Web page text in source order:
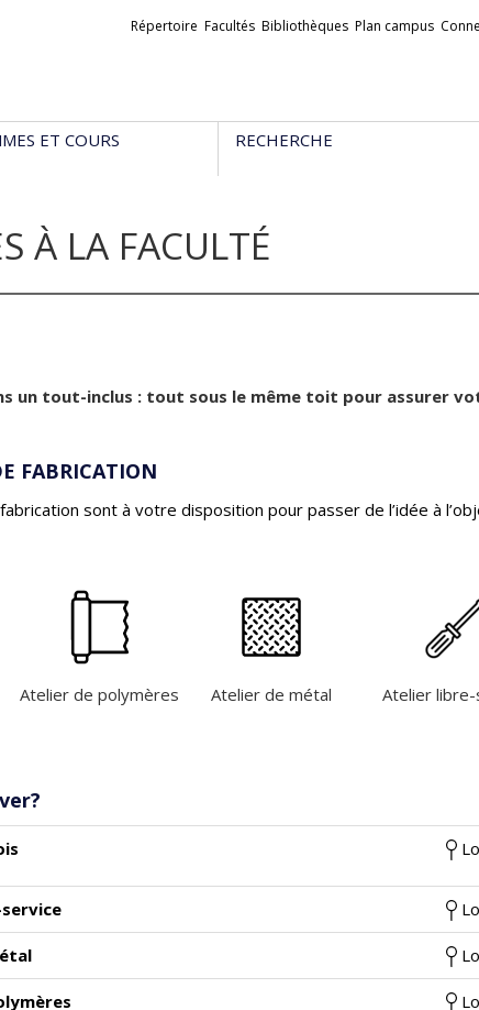
Liens
Répertoire Facultés Bibliothèques Plan campus
ET COURS RECHERCHE
À LA FACULTÉ
un tout-inclus : tout sous le même toit pour assurer
FABRICATION
sont à votre disposition pour passer de l’idée à
Atelier de polymères Atelier de métal Atelier